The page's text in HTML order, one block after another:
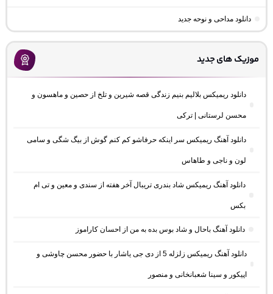
دانلود مداحی و نوحه جدید
موزیک های جدید
دانلود ریمیکس بلالیم بنیم زندگی قصه شیرین و تلخ از حصین و ماهسون و
محسن لرستانی | ترکی
دانلود آهنگ ریمیکس سر اینکه حرفاشو کم کنم گوش از بیگ شگی و سامی
لون و ناجی و طاهاس
دانلود آهنگ ریمیکس شاد بندری تریبال آخر هفته از سندی و معین و تی ام
بکس
دانلود آهنگ باحال و شاد بوس بده به من از احسان کاراموز
دانلود آهنگ ریمیکس زلزله 5 از دی جی یاشار با حضور محسن چاوشی و
اپیکور و سینا شعبانخانی و منصور